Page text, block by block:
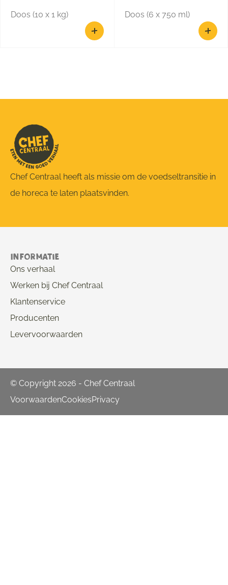
Doos (10 x 1 kg) Doos (6 x 750 ml)
Chef Centraal heeft als missie om de voedseltransitie in
de horeca te laten plaatsvinden.
Informatie
Ons verhaal
Werken bij Chef Centraal
Klantenservice
Producenten
Levervoorwaarden
© Copyright 2026 - Chef Centraal
VoorwaardenCookiesPrivacy